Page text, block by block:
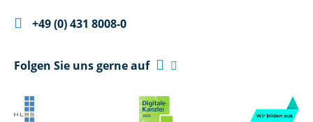
 +49 (0) 431 8008-0
Folgen Sie uns gerne auf  